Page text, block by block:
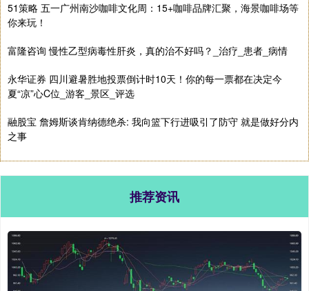
51策略 五一广州南沙咖啡文化周：15+咖啡品牌汇聚，海景咖啡场等
你来玩！
富隆咨询 慢性乙型病毒性肝炎，真的治不好吗？_治疗_患者_病情
永华证券 四川避暑胜地投票倒计时10天！你的每一票都在决定今
夏“凉”心C位_游客_景区_评选
融股宝 詹姆斯谈肯纳德绝杀: 我向篮下行进吸引了防守 就是做好分内
之事
推荐资讯